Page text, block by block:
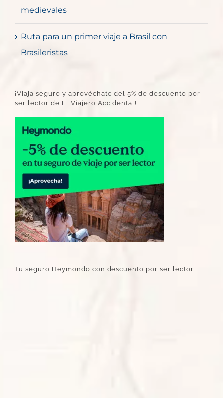
medievales
Ruta para un primer viaje a Brasil con
Brasileristas
¡Viaja seguro y aprovéchate del 5% de descuento por
ser lector de El Viajero Accidental!
Tu seguro Heymondo con descuento por ser lector